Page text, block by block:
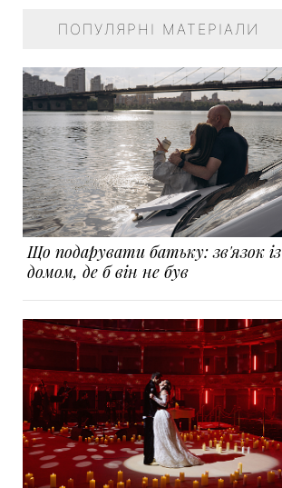
ПОПУЛЯРНІ МАТЕРІАЛИ
Що подарувати батьку: зв'язок із
домом, де б він не був